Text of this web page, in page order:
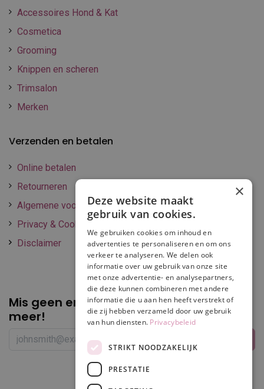
Accessoires Hond & Kat
Cosmetica
Grooming
Knippen en scheren
Trimsalon
Merken
Verzenden en betalen
Online betalen
Retourneren
Algemene voorwaarden
Privacy & Cookie policy
Disclaimer
Mis geen enkelepromotie of korting
meer!
×
Deze website maakt
gebruik van cookies.
We gebruiken cookies om inhoud en
advertenties te personaliseren en om ons
verkeer te analyseren. We delen ook
informatie over uw gebruik van onze site
met onze advertentie- en analysepartners,
die deze kunnen combineren met andere
informatie die u aan hen heeft verstrekt of
die zij hebben verzameld door uw gebruik
van hun diensten. Privacybeleid
STRIKT NOODZAKELIJK
PRESTATIE